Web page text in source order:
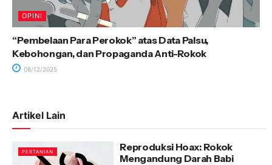
OPINI
“Pembelaan Para Perokok” atas Data Palsu,
Kebohongan, dan Propaganda Anti-Rokok
08/12/2025
Artikel Lain
PERTANIAN
Reproduksi Hoax: Rokok
Mengandung Darah Babi